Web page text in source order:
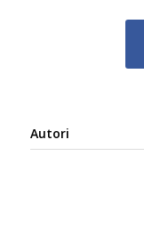
Autori